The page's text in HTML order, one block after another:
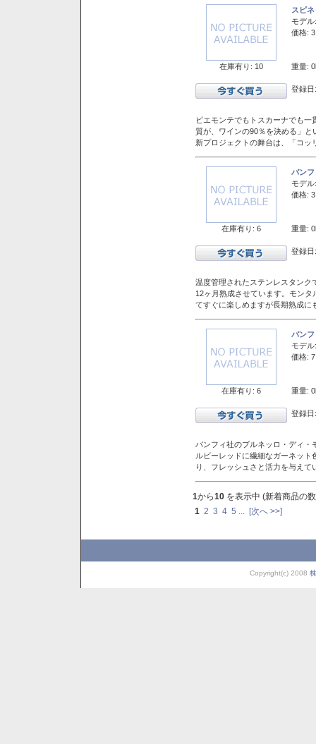
在庫有り: 10
スピ
モデル:
価格:
重量:
登録
ピエモンテでもトスカーナでも
質が、ワインの90％を決める」
新プロジェクトの舞台は、「コ
在庫有り: 6
バン
モデル:
価格:
重量:
登録
温度管理されたステンレスタンク
12ヶ月熟成させています。モン
てすぐに楽しめますが長期熟成に
在庫有り: 6
バン
モデル:
価格:
重量:
登録
バンフィ社のブルネッロ・ディ
ルビーレッドに繊細なガーネッ
り、フレッシュさと活力を与え
1から10 を表示中 (新着商品の
1 2 3 4 5 [次へ >>]
Copyright(c) 2008